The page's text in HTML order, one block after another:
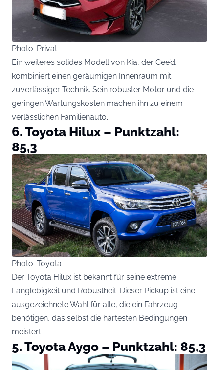
Photo: Privat
Ein weiteres solides Modell von Kia, der Cee’d,
kombiniert einen geräumigen Innenraum mit
zuverlässiger Technik. Sein robuster Motor und die
geringen Wartungskosten machen ihn zu einem
verlässlichen Familienauto.
6. Toyota Hilux – Punktzahl:
85,3
Photo: Toyota
Der Toyota Hilux ist bekannt für seine extreme
Langlebigkeit und Robustheit. Dieser Pickup ist eine
ausgezeichnete Wahl für alle, die ein Fahrzeug
benötigen, das selbst die härtesten Bedingungen
meistert.
5. Toyota Aygo – Punktzahl: 85,3